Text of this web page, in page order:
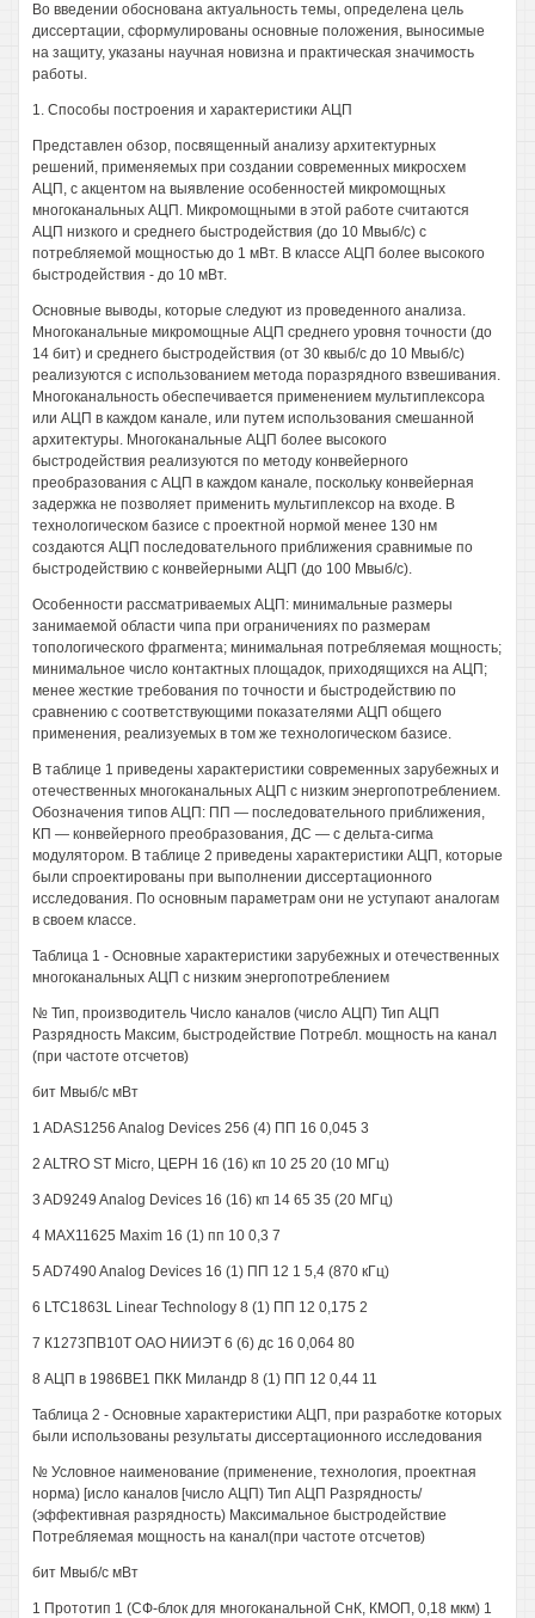
Во введении обоснована актуальность темы, определена цель
диссертации, сформулированы основные положения, выносимые
на защиту, указаны научная новизна и практическая значимость
работы.
1. Способы построения и характеристики АЦП
Представлен обзор, посвященный анализу архитектурных
решений, применяемых при создании современных микросхем
АЦП, с акцентом на выявление особенностей микромощных
многоканальных АЦП. Микромощными в этой работе считаются
АЦП низкого и среднего быстродействия (до 10 Мвыб/с) с
потребляемой мощностью до 1 мВт. В классе АЦП более высокого
быстродействия - до 10 мВт.
Основные выводы, которые следуют из проведенного анализа.
Многоканальные микромощные АЦП среднего уровня точности (до
14 бит) и среднего быстродействия (от 30 квыб/с до 10 Мвыб/с)
реализуются с использованием метода поразрядного взвешивания.
Многоканальность обеспечивается применением мультиплексора
или АЦП в каждом канале, или путем использования смешанной
архитектуры. Многоканальные АЦП более высокого
быстродействия реализуются по методу конвейерного
преобразования с АЦП в каждом канале, поскольку конвейерная
задержка не позволяет применить мультиплексор на входе. В
технологическом базисе с проектной нормой менее 130 нм
создаются АЦП последовательного приближения сравнимые по
быстродействию с конвейерными АЦП (до 100 Мвыб/с).
Особенности рассматриваемых АЦП: минимальные размеры
занимаемой области чипа при ограничениях по размерам
топологического фрагмента; минимальная потребляемая мощность;
минимальное число контактных площадок, приходящихся на АЦП;
менее жесткие требования по точности и быстродействию по
сравнению с соответствующими показателями АЦП общего
применения, реализуемых в том же технологическом базисе.
В таблице 1 приведены характеристики современных зарубежных и
отечественных многоканальных АЦП с низким энергопотреблением.
Обозначения типов АЦП: ПП — последовательного приближения,
КП — конвейерного преобразования, ДС — с дельта-сигма
модулятором. В таблице 2 приведены характеристики АЦП, которые
были спроектированы при выполнении диссертационного
исследования. По основным параметрам они не уступают аналогам
в своем классе.
Таблица 1 - Основные характеристики зарубежных и отечественных
многоканальных АЦП с низким энергопотреблением
№ Тип, производитель Число каналов (число АЦП) Тип АЦП
Разрядность Максим, быстродействие Потребл. мощность на канал
(при частоте отсчетов)
бит Мвыб/с мВт
1 ADAS1256 Analog Devices 256 (4) ПП 16 0,045 3
2 ALTRO ST Micro, ЦЕРН 16 (16) кп 10 25 20 (10 МГц)
3 AD9249 Analog Devices 16 (16) кп 14 65 35 (20 МГц)
4 MAX11625 Maxim 16 (1) пп 10 0,3 7
5 AD7490 Analog Devices 16 (1) ПП 12 1 5,4 (870 кГц)
6 LTC1863L Linear Technology 8 (1) ПП 12 0,175 2
7 К1273ПВ10Т ОАО НИИЭТ 6 (6) дс 16 0,064 80
8 АЦП в 1986BE1 ПКК Миландр 8 (1) ПП 12 0,44 11
Таблица 2 - Основные характеристики АЦП, при разработке которых
были использованы результаты диссертационного исследования
№ Условное наименование (применение, технология, проектная
норма) [исло каналов [число АЦП) Тип АЦП Разрядность/
(эффективная разрядность) Максимальное быстродействие
Потребляемая мощность на канал(при частоте отсчетов)
бит Мвыб/с мВт
1 Прототип 1 (СФ-блок для многоканальной СнК, КМОП, 0,18 мкм) 1